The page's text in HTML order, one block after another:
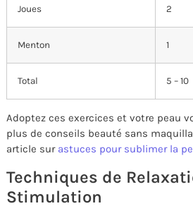
Joues 2
Menton 1
Total 5 – 10
Adoptez ces exercices et votre peau
plus de conseils beauté sans
article sur astuces pour sublimer la
Techniques de
Stimulation